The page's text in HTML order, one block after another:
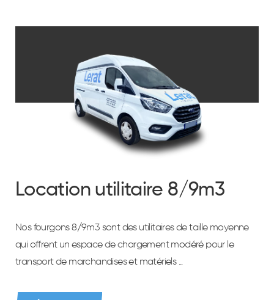
Location utilitaire 8/9m3
Nos fourgons 8/9m3 sont des utilitaires de taille moyenne
qui offrent un espace de chargement modéré pour le
transport de marchandises et matériels ...